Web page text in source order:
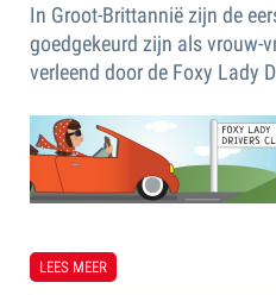
In Groot-Brittannië zijn de
goedgekeurd zijn als vrouw-
verleend door de Foxy Lady
LEES MEER